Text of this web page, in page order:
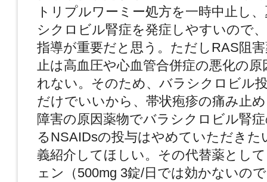
トリプルワーミー処方を一時中止し
シクロビル腎症を発症しやすいので
指導が重要だと思う。ただしRAS阻
止は高血圧や心血管合併症の悪化の
れない。そのため、バラシクロビル
だけでいいから、帯状疱疹の痛み止
障害の原因薬物でバラシクロビル腎
るNSAIDsの投与はやめていただきた
義紹介してほしい。その代替薬とし
ェン（500mg 3錠/日では効かないの